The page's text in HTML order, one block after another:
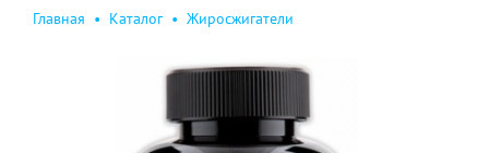
Главная • Каталог • Жиросжигатели